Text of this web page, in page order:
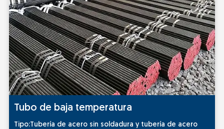
Tubo de baja temperatura
Tipo:Tubería de acero sin soldadura y tubería de acero